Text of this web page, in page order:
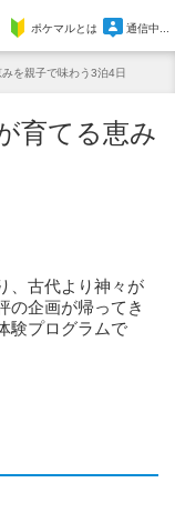
ポケマルとは 通信中...
を親子で味わう3泊4日
育てる恵み
、古代より神々が
の企画が帰ってき
験プログラムで